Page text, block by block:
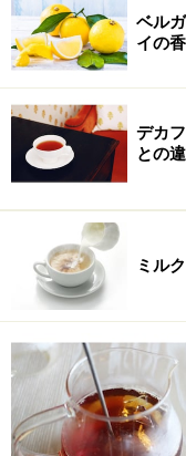
ベル
イの
デカ
との
ミル